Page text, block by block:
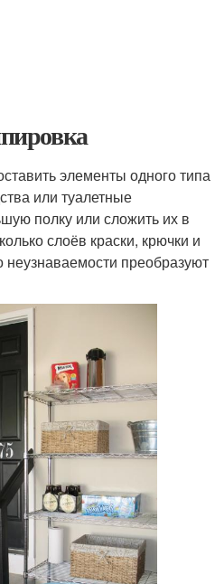
элементы одного типа
или туалетные
полку или сложить их в
слоёв краски, крючки и
преобразуют